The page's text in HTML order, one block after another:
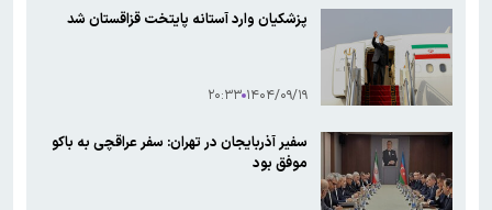
پزشکیان وارد آستانه پایتخت قزاقستان شد
۱۴۰۴/۰۹/۱۹ ۲۰:۳۳
سفیر آذربایجان در تهران: سفر عراقچی به باکو
موفق بود